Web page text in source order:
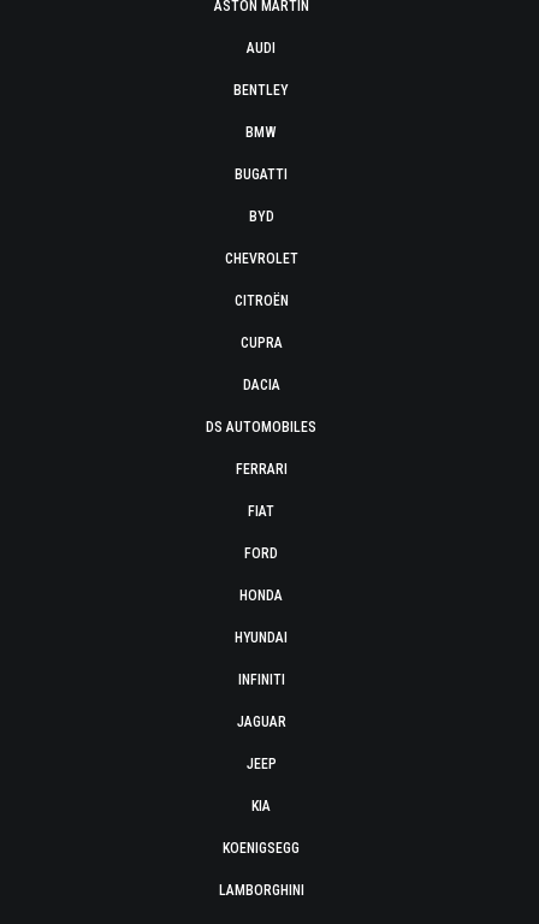
ASTON MARTIN
AUDI
BENTLEY
BMW
BUGATTI
BYD
CHEVROLET
CITROËN
CUPRA
DACIA
DS AUTOMOBILES
FERRARI
FIAT
FORD
HONDA
HYUNDAI
INFINITI
JAGUAR
JEEP
KIA
KOENIGSEGG
LAMBORGHINI